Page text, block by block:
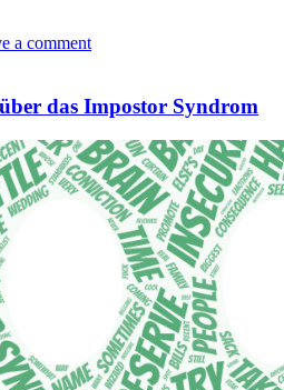
a comment
das Impostor Syndrom